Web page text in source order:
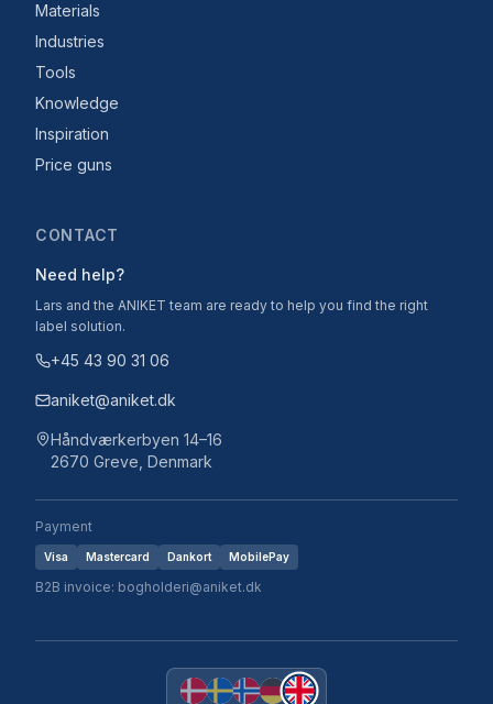
Materials
Industries
Tools
Knowledge
Inspiration
Price guns
CONTACT
Need help?
Lars and the ANIKET team are ready to help you find the right
label solution.
+45 43 90 31 06
aniket@aniket.dk
Håndværkerbyen 14–16
2670 Greve, Denmark
Payment
Visa Mastercard Dankort MobilePay
B2B invoice: bogholderi@aniket.dk